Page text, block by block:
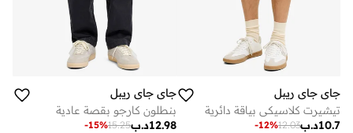
جاي جاي ريبل
تيشيرت كلاسيكي بياقة دائرية
د.ب10.7
12.03
-12%
جاي جاي ريبل
بنطلون كارجو بقصة عادية
د.ب12.98
15.25
-15%